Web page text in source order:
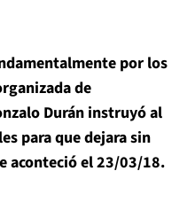
por los
de
Durán instruyó al
para que dejara sin
aconteció el 23/03/18.